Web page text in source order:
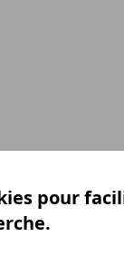
pour